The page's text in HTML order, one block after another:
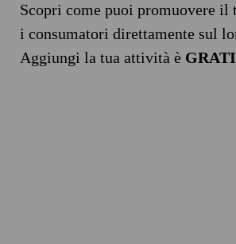
Scopri come puoi promuovere il
i consumatori direttamente sul
Aggiungi la tua attività è